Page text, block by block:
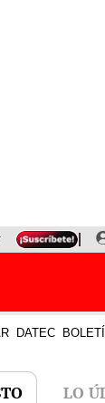
NALDY SALDAÑA
DATEC
LO